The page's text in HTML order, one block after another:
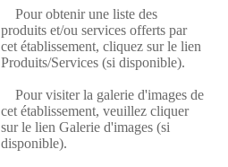
Pour obtenir une liste des
produits et/ou services offerts par
cet établissement, cliquez sur le lien
Produits/Services (si disponible).
Pour visiter la galerie d'images de
cet établissement, veuillez cliquer
sur le lien Galerie d'images (si
disponible).